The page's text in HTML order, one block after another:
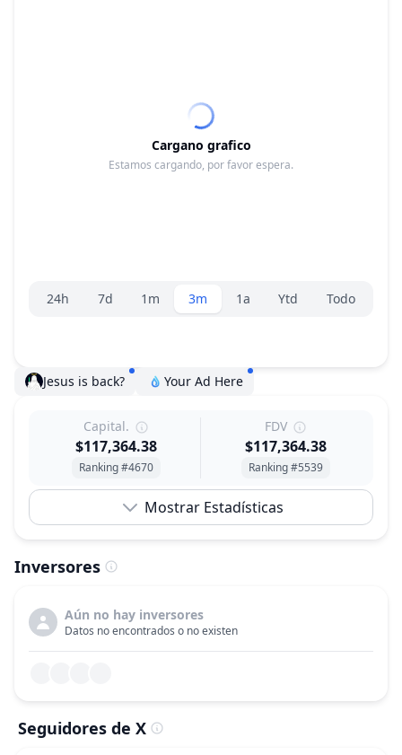
Cargano grafico
Estamos cargando, por favor espera.
Selector de rango
24h 7d 1m 3m 1a Ytd Todo
Jesus is back? Your Ad Here
Capital.
$117,364.38
Ranking #4670
FDV
$117,364.38
Ranking #5539
Mostrar Estadísticas
Inversores
Aún no hay inversores
Datos no encontrados o no existen
Seguidores de X